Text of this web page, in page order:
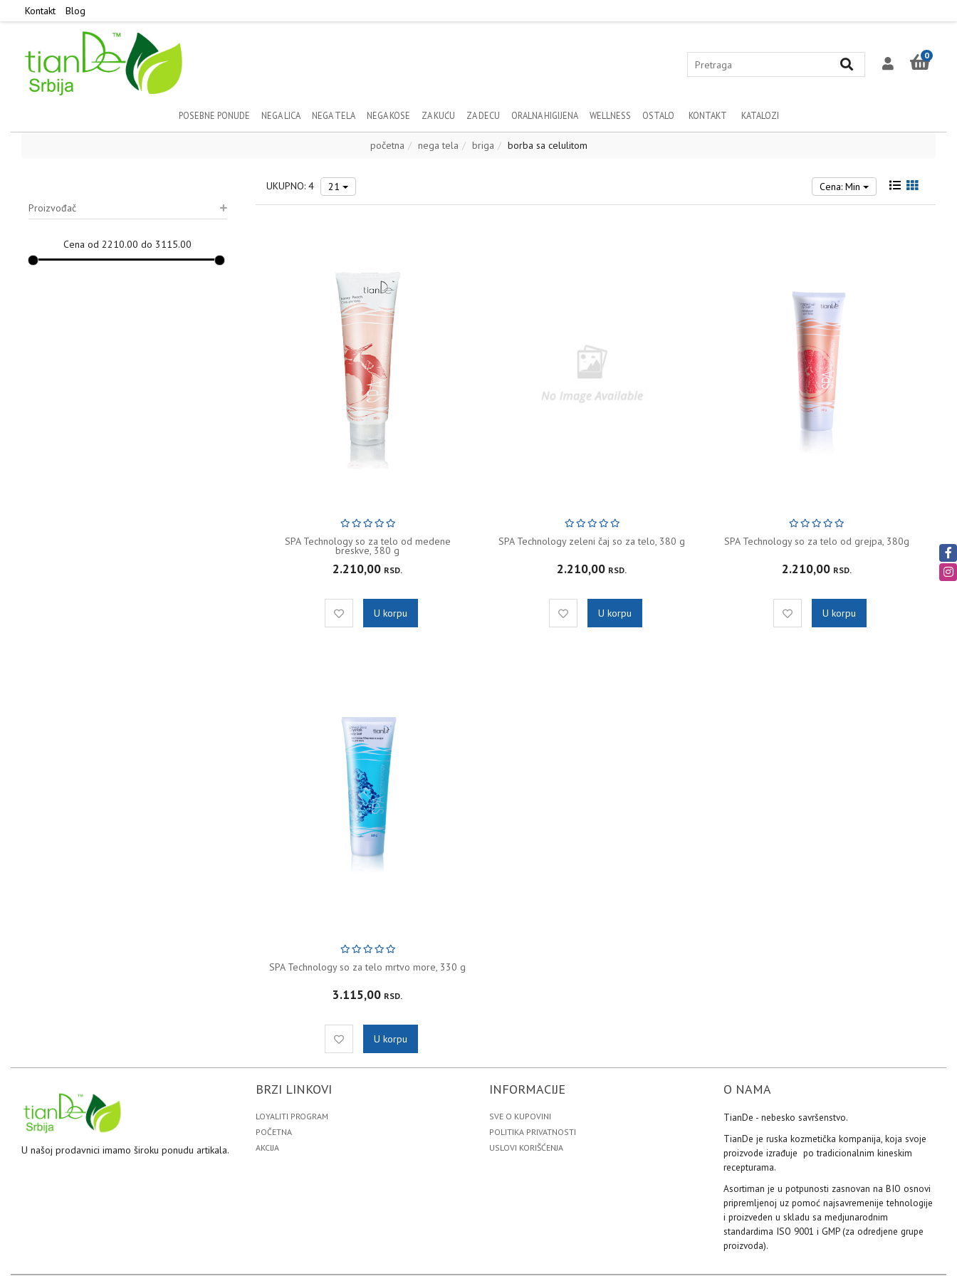
Kontakt Blog
0
POSEBNE PONUDE NEGA LICA NEGA TELA NEGA KOSE ZA KUĆU ZA DECU ORALNA HIGIJENA WELLNESS OSTALO KONTAKT KATALOZI
početna nega tela briga borba sa celulitom
Proizvođač
Cena od 2210.00 do 3115.00
UKUPNO: 4 21 Cena: Min
SPA Technology so za telo od medene
breskve, 380 g
2.210,00 RSD.
U korpu
SPA Technology zeleni čaj so za telo, 380 g
2.210,00 RSD.
U korpu
SPA Technology so za telo od grejpa, 380g
2.210,00 RSD.
U korpu
SPA Technology so za telo mrtvo more, 330 g
3.115,00 RSD.
U korpu
U našoj prodavnici imamo široku ponudu artikala.
BRZI LINKOVI
LOYALITI PROGRAM
POČETNA
AKCIJA
INFORMACIJE
SVE O KUPOVINI
POLITIKA PRIVATNOSTI
USLOVI KORIŠĆENJA
O NAMA
TianDe - nebesko savršenstvo.
TianDe je ruska kozmetička kompanija, koja svoje
proizvode izrađuje po tradicionalnim kineskim
recepturama.
Asortiman je u potpunosti zasnovan na BIO osnovi
pripremljenoj uz pomoć najsavremenije tehnologije
i proizveden u skladu sa medjunarodnim
standardima ISO 9001 i GMP (za odredjene grupe
proizvoda).